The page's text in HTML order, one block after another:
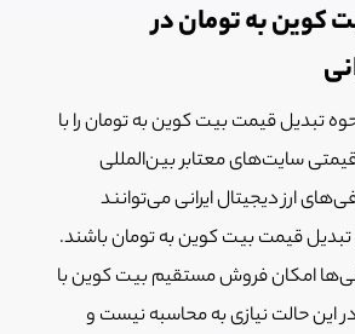
کوین به تومان در
تبدیل قیمت بیت کوین به تومان را با
سایت‌های معتابر بین‌المللی
ارز دیجیتال ایرانی می‌توانند
قیمت بیت کوین به تومان باشند.
امکان فروش مستقیم بیت کوین با
این حالت نیازی به محاسبه نیست و